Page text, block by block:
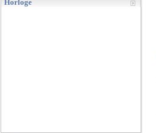
Horloge